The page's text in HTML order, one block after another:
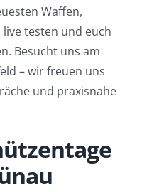
Waffen,
testen und euch
Besucht uns am
– wir freuen uns
und praxisnahe